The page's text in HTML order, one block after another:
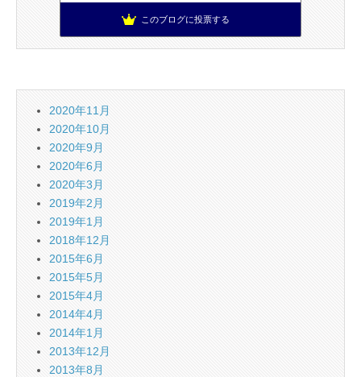
このブログに投票する
2020年11月
2020年10月
2020年9月
2020年6月
2020年3月
2019年2月
2019年1月
2018年12月
2015年6月
2015年5月
2015年4月
2014年4月
2014年1月
2013年12月
2013年8月